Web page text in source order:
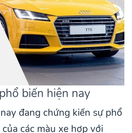
biến hiện nay
đang chứng kiến sự phổ
các màu xe hợp với